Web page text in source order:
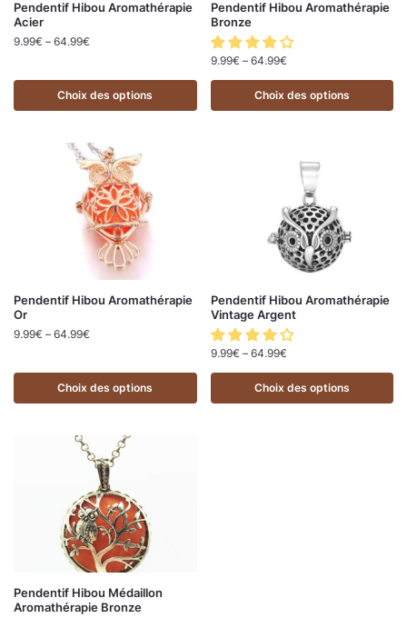
Pendentif Hibou Aromathérapie
Acier
9.99€ – 64.99€
Choix des options
Pendentif Hibou Aromathérapie
Bronze
9.99€ – 64.99€
Choix des options
Pendentif Hibou Aromathérapie
Or
9.99€ – 64.99€
Choix des options
Pendentif Hibou Aromathérapie
Vintage Argent
9.99€ – 64.99€
Choix des options
Pendentif Hibou Médaillon
Aromathérapie Bronze